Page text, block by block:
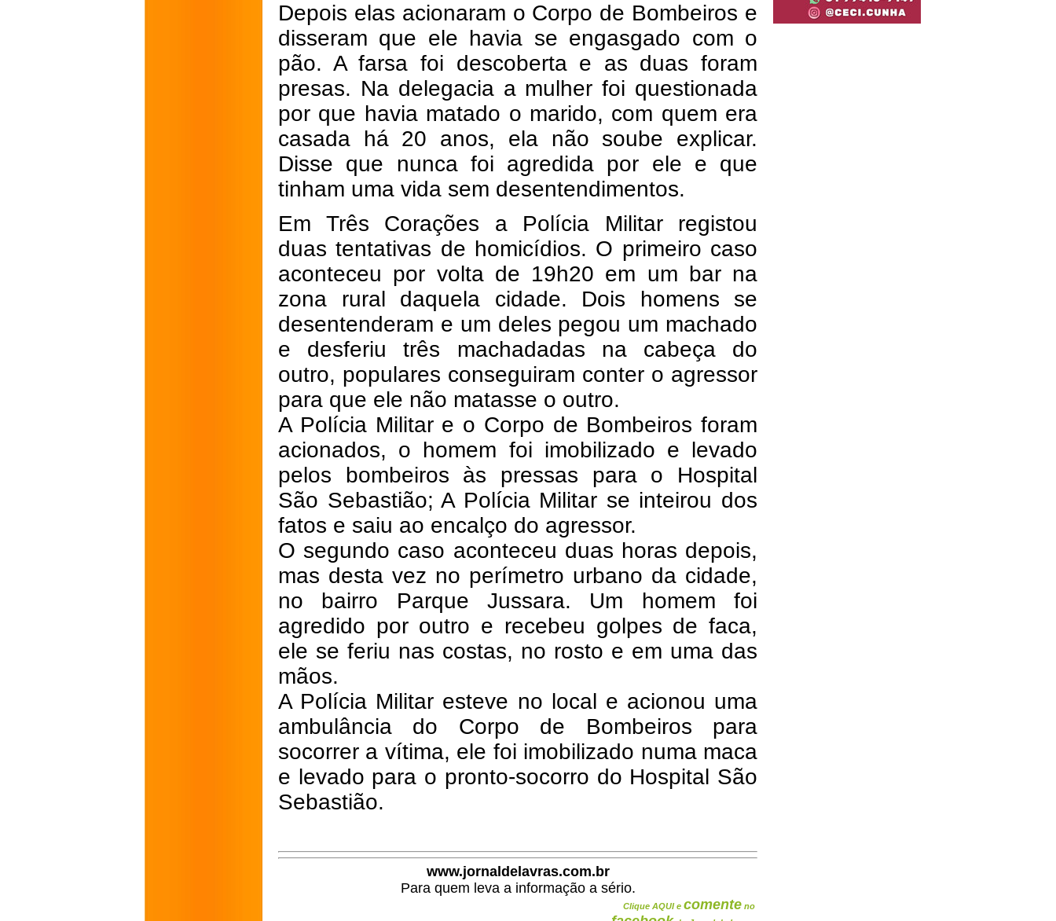
Depois elas acionaram o Corpo de Bombeiros e
disseram que ele havia se engasgado com o
pão. A farsa foi descoberta e as duas foram
presas. Na delegacia a mulher foi questionada
por que havia matado o marido, com quem era
casada há 20 anos, ela não soube explicar.
Disse que nunca foi agredida por ele e que
tinham uma vida sem desentendimentos.
Em Três Corações a Polícia Militar registou
duas tentativas de homicídios. O primeiro caso
aconteceu por volta de 19h20 em um bar na
zona rural daquela cidade. Dois homens se
desentenderam e um deles pegou um machado
e desferiu três machadadas na cabeça do
outro, populares conseguiram conter o agressor
para que ele não matasse o outro.
A Polícia Militar e o Corpo de Bombeiros foram
acionados, o homem foi imobilizado e levado
pelos bombeiros às pressas para o Hospital
São Sebastião; A Polícia Militar se inteirou dos
fatos e saiu ao encalço do agressor.
O segundo caso aconteceu duas horas depois,
mas desta vez no perímetro urbano da cidade,
no bairro Parque Jussara. Um homem foi
agredido por outro e recebeu golpes de faca,
ele se feriu nas costas, no rosto e em uma das
mãos.
A Polícia Militar esteve no local e acionou uma
ambulância do Corpo de Bombeiros para
socorrer a vítima, ele foi imobilizado numa maca
e levado para o pronto-socorro do Hospital São
Sebastião.
www.jornaldelavras.com.br
Para quem leva a informação a sério.
Clique AQUI e comente no